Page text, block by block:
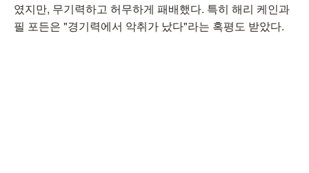
였지만, 무기력하고 허무하게 패배했다. 특히 해리 케인과
필 포든은 "경기력에서 악취가 났다"라는 혹평도 받았다.